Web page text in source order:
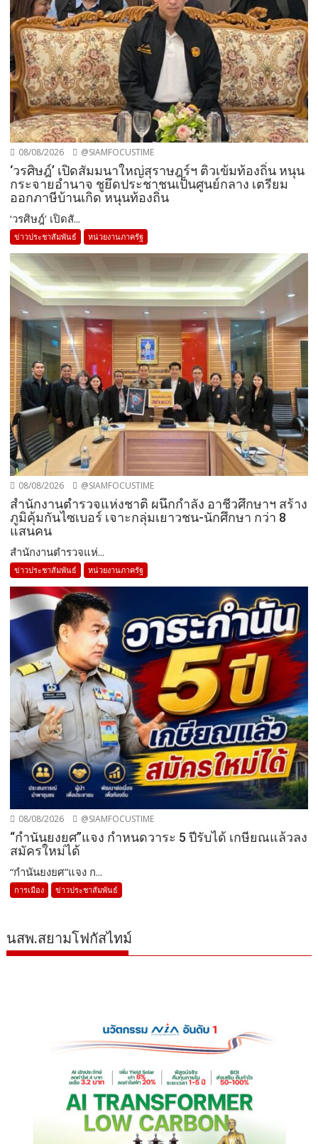
08/08/2026 @SIAMFOCUSTIME
‘วรศิษฎ์’ เปิดสัมมนาใหญ่สุราษฎร์ฯ ติวเข้มท้องถิ่น หนุน
กระจายอำนาจ ชูยึดประชาชนเป็นศูนย์กลาง เตรียม
ออกภาษีบ้านเกิด หนุนท้องถิ่น
‘วรศิษฎ์’ เปิดสั...
ข่าวประชาสัมพันธ์ หน่วยงานภาครัฐ
08/08/2026 @SIAMFOCUSTIME
สำนักงานตำรวจแห่งชาติ ผนึกกำลัง อาชีวศึกษาฯ สร้าง
ภูมิคุ้มกันไซเบอร์ เจาะกลุ่มเยาวชน-นักศึกษา กว่า 8
แสนคน
สำนักงานตำรวจแห่...
ข่าวประชาสัมพันธ์ หน่วยงานภาครัฐ
08/08/2026 @SIAMFOCUSTIME
“กำนันยงยศ”แจง กำหนดวาระ 5 ปีรับได้ เกษียณแล้วลง
สมัครใหม่ได้
“กำนันยงยศ”แจง ก...
การเมือง ข่าวประชาสัมพันธ์
นสพ.สยามโฟกัสไทม์